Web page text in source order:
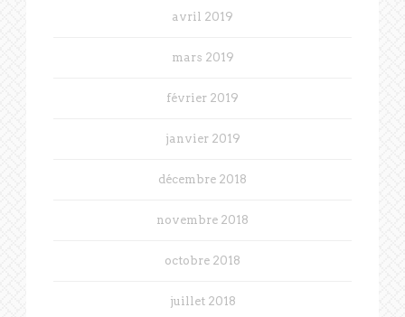
avril 2019
mars 2019
février 2019
janvier 2019
décembre 2018
novembre 2018
octobre 2018
juillet 2018